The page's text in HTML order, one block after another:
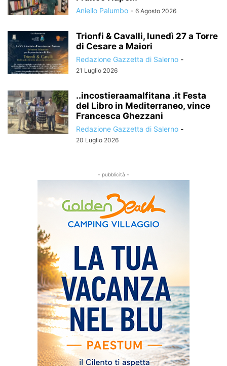
Aniello Palumbo - 6 Agosto 2026
Trionfi & Cavalli, lunedì 27 a Torre
di Cesare a Maiori
Redazione Gazzetta di Salerno -
21 Luglio 2026
..incostieraamalfitana .it Festa
del Libro in Mediterraneo, vince
Francesca Ghezzani
Redazione Gazzetta di Salerno -
20 Luglio 2026
- pubblicità -